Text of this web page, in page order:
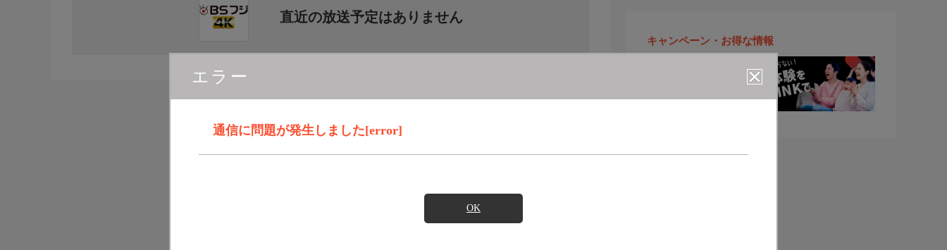
エラー
通信に問題が発生しました[error]
OK
直近の放送予定はありません
キャンペーン・お得な情報